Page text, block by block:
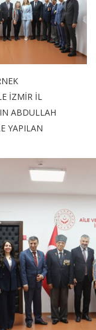
İZMİR İL
ABDULLAH
YAPILAN